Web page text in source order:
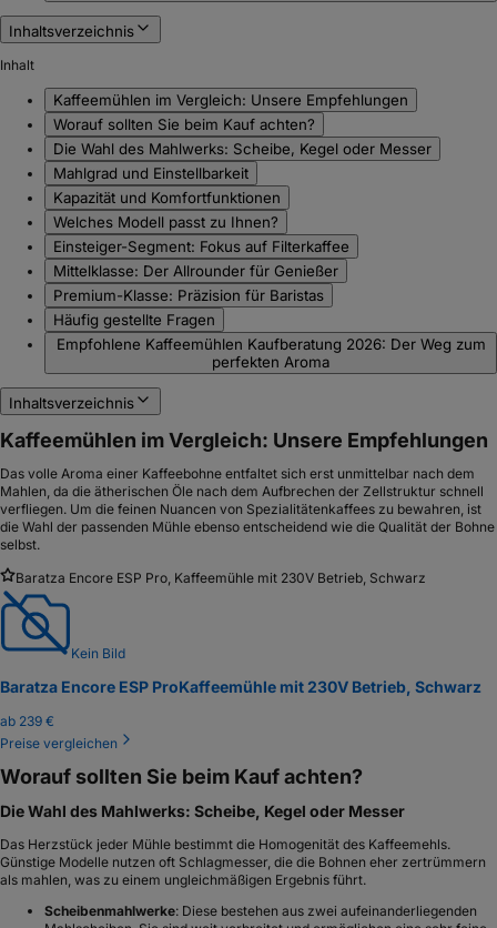
Inhaltsverzeichnis
Inhalt
Kaffeemühlen im Vergleich: Unsere Empfehlungen
Worauf sollten Sie beim Kauf achten?
Die Wahl des Mahlwerks: Scheibe, Kegel oder Messer
Mahlgrad und Einstellbarkeit
Kapazität und Komfortfunktionen
Welches Modell passt zu Ihnen?
Einsteiger-Segment: Fokus auf Filterkaffee
Mittelklasse: Der Allrounder für Genießer
Premium-Klasse: Präzision für Baristas
Häufig gestellte Fragen
Empfohlene Kaffeemühlen Kaufberatung 2026: Der Weg zum
perfekten Aroma
Inhaltsverzeichnis
Kaffeemühlen im Vergleich: Unsere Empfehlungen
Das volle Aroma einer Kaffeebohne entfaltet sich erst unmittelbar nach dem
Mahlen, da die ätherischen Öle nach dem Aufbrechen der Zellstruktur schnell
verfliegen. Um die feinen Nuancen von Spezialitätenkaffees zu bewahren, ist
die Wahl der passenden Mühle ebenso entscheidend wie die Qualität der Bohne
selbst.
Baratza Encore ESP Pro, Kaffeemühle mit 230V Betrieb, Schwarz
Kein Bild
Baratza Encore ESP ProKaffeemühle mit 230V Betrieb, Schwarz
ab 239 €
Preise vergleichen
Worauf sollten Sie beim Kauf achten?
Die Wahl des Mahlwerks: Scheibe, Kegel oder Messer
Das Herzstück jeder Mühle bestimmt die Homogenität des Kaffeemehls.
Günstige Modelle nutzen oft Schlagmesser, die die Bohnen eher zertrümmern
als mahlen, was zu einem ungleichmäßigen Ergebnis führt.
Scheibenmahlwerke: Diese bestehen aus zwei aufeinanderliegenden